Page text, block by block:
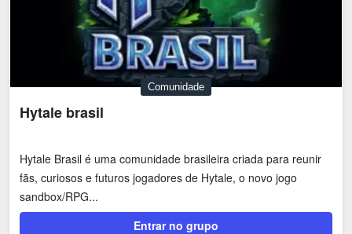
Comunidade
Hytale brasil
Hytale Brasil é uma comunidade brasileira criada para reunir
fãs, curiosos e futuros jogadores de Hytale, o novo jogo
sandbox/RPG...
Entrar no grupo